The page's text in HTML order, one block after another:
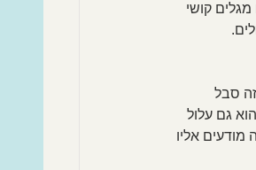
קושי
סבל
גם עלול
אליו